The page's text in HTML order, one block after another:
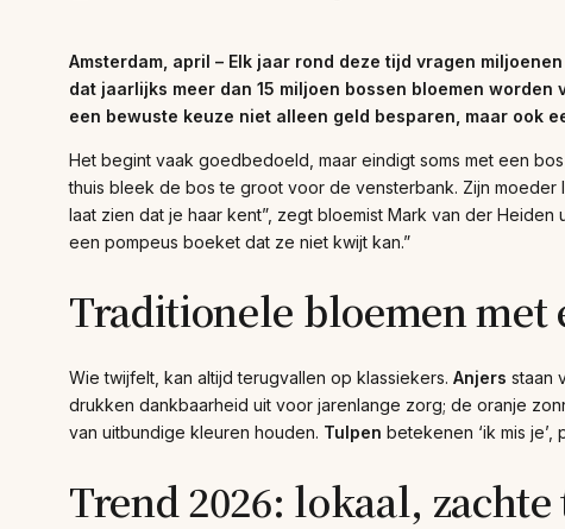
Amsterdam, april – Elk jaar rond deze tijd vragen
dat jaarlijks meer dan 15 miljoen bossen bloemen
een bewuste keuze niet alleen geld besparen, maar ook
Het begint vaak goedbedoeld, maar eindigt soms met een
thuis bleek de bos te groot voor de vensterbank. Zijn moeder
laat zien dat je haar kent”, zegt bloemist Mark van der
een pompeus boeket dat ze niet kwijt kan.”
Traditionele bloemen met
Wie twijfelt, kan altijd terugvallen op klassiekers. Anjers staan
drukken dankbaarheid uit voor jarenlange zorg; de oranje
van uitbundige kleuren houden. Tulpen betekenen ‘ik mis
Trend 2026: lokaal,